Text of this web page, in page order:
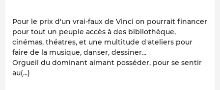
Pour le prix d'un vrai-faux de Vinci on pourrait financer
pour tout un peuple accès à des bibliothèque,
cinémas, théatres, et une multitude d'ateliers pour
faire de la musique, danser, dessiner...
Orgueil du dominant aimant posséder, pour se sentir
au(...)